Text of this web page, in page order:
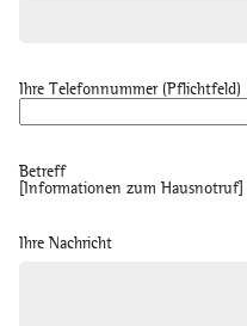
Ihre Telefonnummer (Pflichtfeld)
Betreff
[Informationen zum Hausnotruf]
Ihre Nachricht